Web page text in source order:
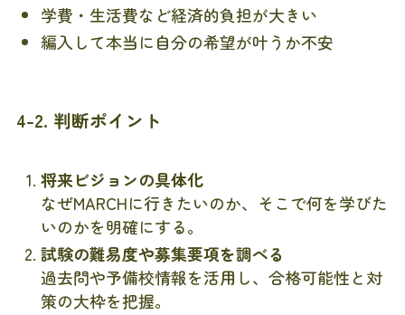
学費・生活費など経済的負担が大きい
編入して本当に自分の希望が叶うか不安
4-2. 判断ポイント
将来ビジョンの具体化
なぜMARCHに行きたいのか、そこで何を学びた
いのかを明確にする。
試験の難易度や募集要項を調べる
過去問や予備校情報を活用し、合格可能性と対
策の大枠を把握。